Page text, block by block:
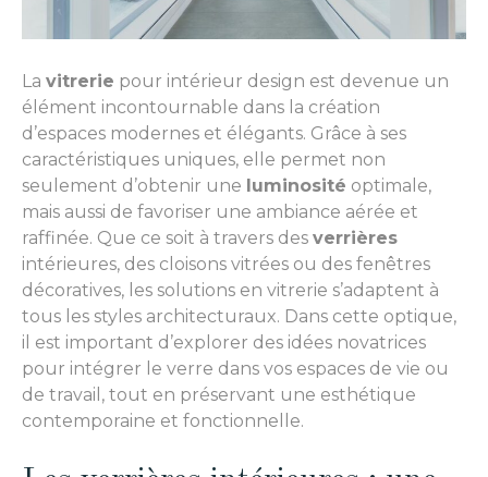
La vitrerie pour intérieur design est devenue un
élément incontournable dans la création
d’espaces modernes et élégants. Grâce à ses
caractéristiques uniques, elle permet non
seulement d’obtenir une luminosité optimale,
mais aussi de favoriser une ambiance aérée et
raffinée. Que ce soit à travers des verrières
intérieures, des cloisons vitrées ou des fenêtres
décoratives, les solutions en vitrerie s’adaptent à
tous les styles architecturaux. Dans cette optique,
il est important d’explorer des idées novatrices
pour intégrer le verre dans vos espaces de vie ou
de travail, tout en préservant une esthétique
contemporaine et fonctionnelle.